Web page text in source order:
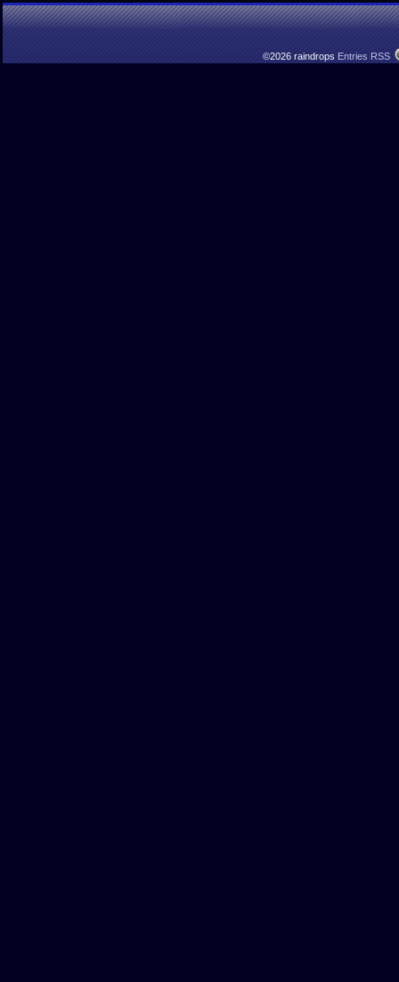
©2026 raindrops Entries RSS